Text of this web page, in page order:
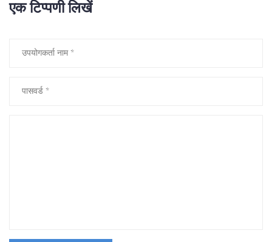
एक टिप्पणी लिखें